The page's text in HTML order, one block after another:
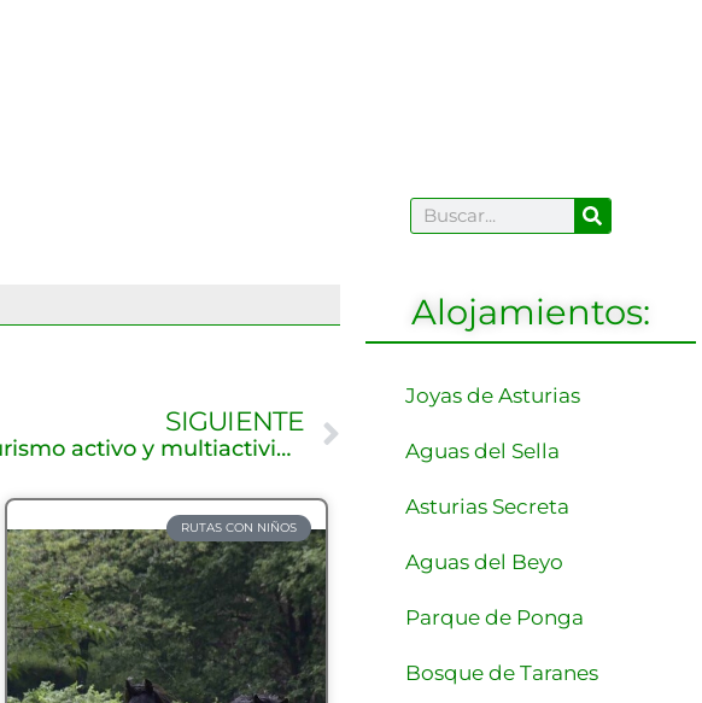
SIGUIENTE
Empresas de turismo activo y multiactividad en los Picos de Europa
Siguiente
RUTAS CON NIÑOS
Buscar Buscar
Alojamientos:
Joyas de Asturias
Aguas del Sella
Asturias Secreta
Aguas del Beyo
Parque de Ponga
Bosque de Taranes